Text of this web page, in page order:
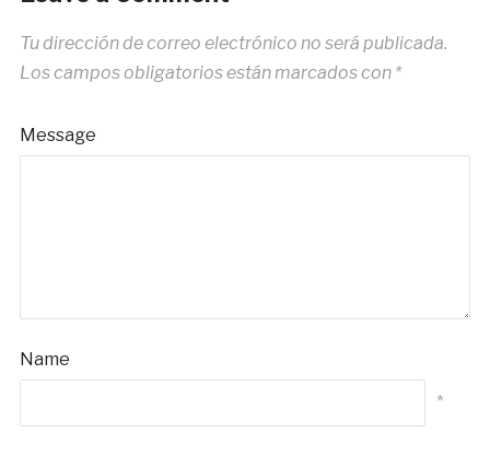
Tu dirección de correo electrónico no será publicada.
Los campos obligatorios están marcados con *
Message
Name
*